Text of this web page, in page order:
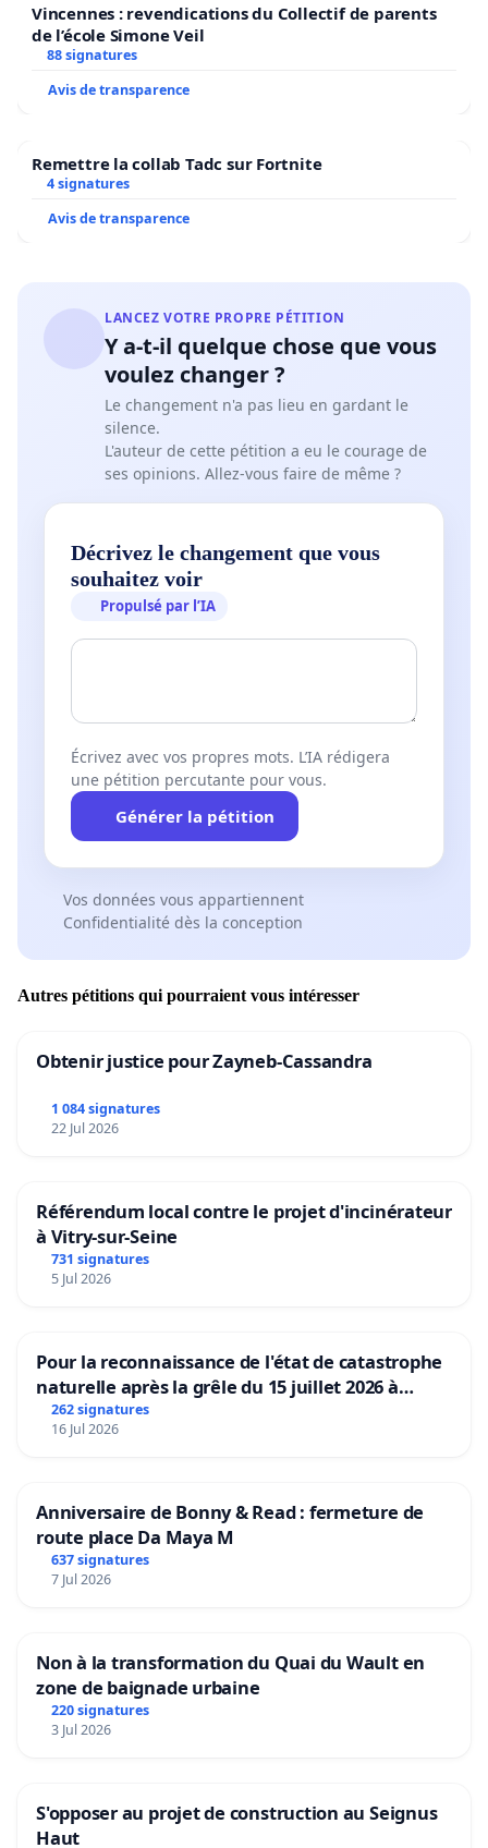
Vincennes : revendications du Collectif de parents
de l’école Simone Veil
88 signatures
Avis de transparence
Remettre la collab Tadc sur Fortnite
4 signatures
Avis de transparence
LANCEZ VOTRE PROPRE PÉTITION
Y a-t-il quelque chose que vous
voulez changer ?
Le changement n'a pas lieu en gardant le
silence.
L'auteur de cette pétition a eu le courage de
ses opinions. Allez-vous faire de même ?
Décrivez le changement que vous
souhaitez voir
Propulsé par l’IA
Écrivez avec vos propres mots. L’IA rédigera
une pétition percutante pour vous.
Générer la pétition
Vos données vous appartiennent
Confidentialité dès la conception
Autres pétitions qui pourraient vous intéresser
Obtenir justice pour Zayneb-Cassandra
1 084 signatures
22 Jul 2026
Référendum local contre le projet d'incinérateur
à Vitry-sur-Seine
731 signatures
5 Jul 2026
Pour la reconnaissance de l'état de catastrophe
naturelle après la grêle du 15 juillet 2026 à
Aubenas et ses alentours
262 signatures
16 Jul 2026
Anniversaire de Bonny & Read : fermeture de
route place Da Maya M
637 signatures
7 Jul 2026
Non à la transformation du Quai du Wault en
zone de baignade urbaine
220 signatures
3 Jul 2026
S'opposer au projet de construction au Seignus
Haut